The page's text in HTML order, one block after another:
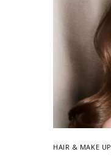
HAIR & MAKE UP